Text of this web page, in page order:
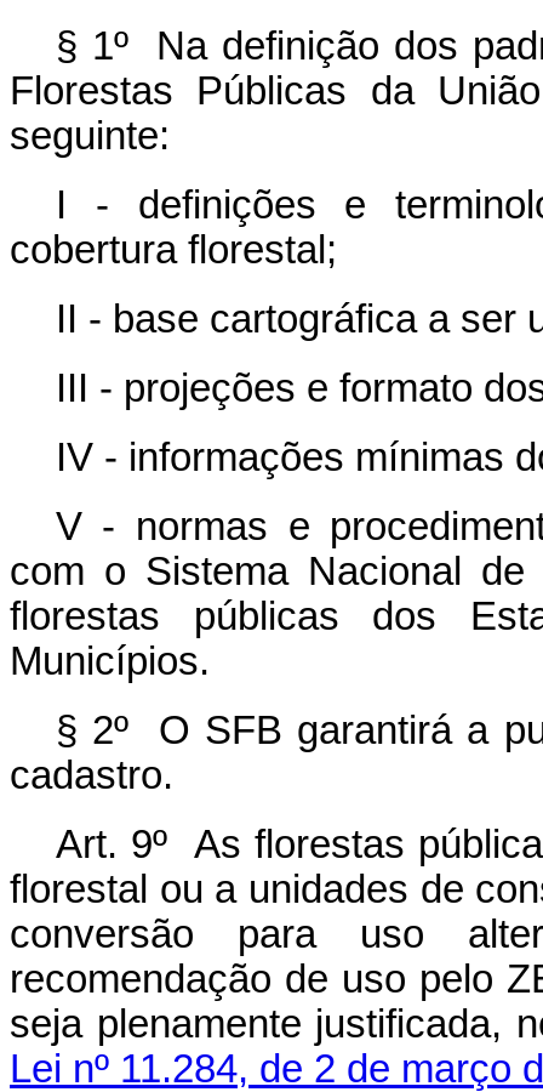
§ 1º Na definição dos
Florestas Públicas da
seguinte:
I - definições e
cobertura florestal;
II - base cartográfica a ser
III - projeções e formato
IV - informações mínimas
V - normas e
com o Sistema Nacional
florestas públicas dos
Municípios.
§ 2º O SFB garantirá a
cadastro.
Art. 9º As florestas
florestal ou a unidades de
conversão para uso
recomendação de uso pelo
seja plenamente justificada,
Lei nº 11.284, de 2 de março